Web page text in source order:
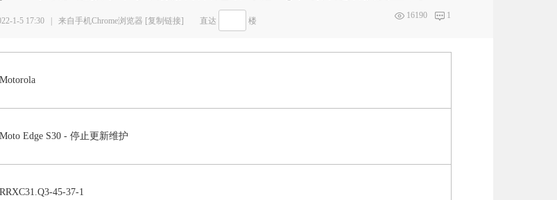
1-5 17:30 | 来自手机Chrome浏览器 [复制链接] 直达 楼
16190 1
Motorola
Moto Edge S30 - 停止更新维护
RRXC31.Q3-45-37-1